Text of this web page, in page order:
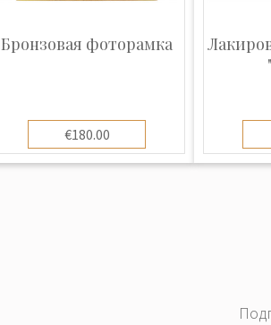
Бронзовая фоторамка
€180.00